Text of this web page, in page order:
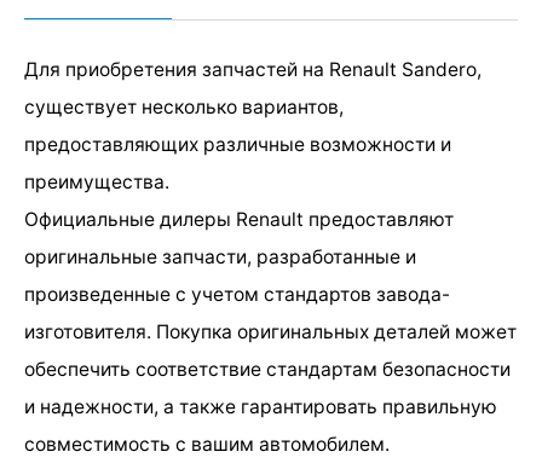
Для приобретения запчастей на Renault Sandero,
существует несколько вариантов,
предоставляющих различные возможности и
преимущества.
Официальные дилеры Renault предоставляют
оригинальные запчасти, разработанные и
произведенные с учетом стандартов завода-
изготовителя. Покупка оригинальных деталей может
обеспечить соответствие стандартам безопасности
и надежности, а также гарантировать правильную
совместимость с вашим автомобилем.